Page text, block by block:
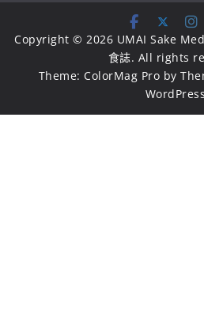
Copyright © 2026 UMAI Sake
食誌. All rights
Theme: ColorMag Pro by
WordPress